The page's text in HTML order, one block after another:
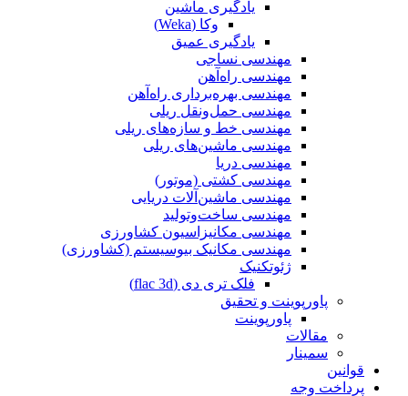
یادگیری ماشین
وکا (Weka)
یادگیری عمیق
مهندسی نساجی
مهندسی راه‌آهن
مهندسی بهره‌برداری راه‌آهن
مهندسی حمل‌ونقل ریلی
مهندسی خط و سازه‌های ریلی
مهندسی ماشین‌های ریلی
مهندسی دریا
مهندسی کشتی (موتور)
مهندسی ماشین‌آلات دریایی
مهندسی ساخت‌وتولید
مهندسی مکانیزاسیون کشاورزی
مهندسی مکانیک بیوسیستم (کشاورزی)
ژئوتکنیک
فلک تری دی (flac 3d)
پاورپوینت و تحقیق
پاورپوینت
مقالات
سمینار
قوانین
پرداخت وجه